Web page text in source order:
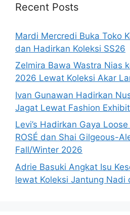
Recent Posts
Mardi Mercredi Buka Toko
dan Hadirkan Koleksi SS26
Zelmira Bawa Wastra Nias
2026 Lewat Koleksi Akar
Ivan Gunawan Hadirkan
Jagat Lewat Fashion
Levi’s Hadirkan Gaya
ROSÉ dan Shai Gilgeous-
Fall/Winter 2026
Adrie Basuki Angkat Isu
lewat Koleksi Jantung Nadi